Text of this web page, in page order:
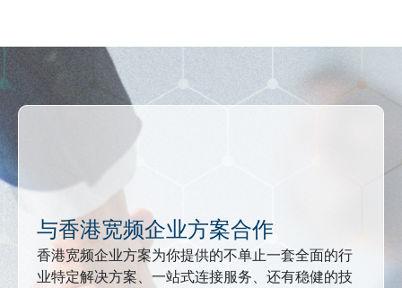
与香港宽频企业方案合作
香港宽频企业方案为你提供的不单止一套全面的行
业特定解决方案、一站式连接服务、还有稳健的技